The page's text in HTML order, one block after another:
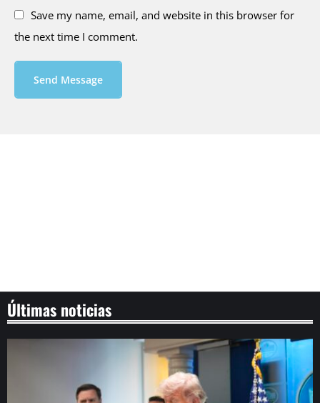
Save my name, email, and website in this browser for
the next time I comment.
Send Message
Últimas noticias